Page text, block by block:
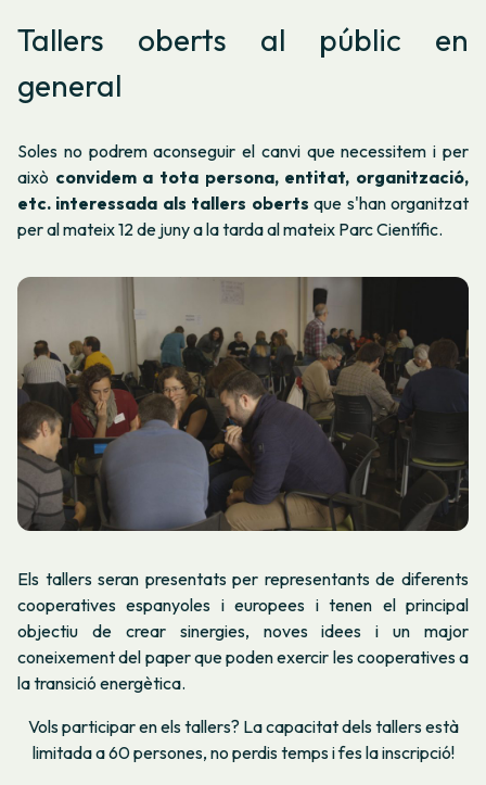
Tallers oberts al públic en
general
Soles no podrem aconseguir el canvi que necessitem i per
això convidem a tota persona, entitat, organització,
etc. interessada als tallers oberts que s'han organitzat
per al mateix 12 de juny a la tarda al mateix Parc Científic.
Els tallers seran presentats per representants de diferents
cooperatives espanyoles i europees i tenen el principal
objectiu de crear sinergies, noves idees i un major
coneixement del paper que poden exercir les cooperatives a
la transició energètica.
Vols participar en els tallers? La capacitat dels tallers està
limitada a 60 persones, no perdis temps i fes la inscripció!